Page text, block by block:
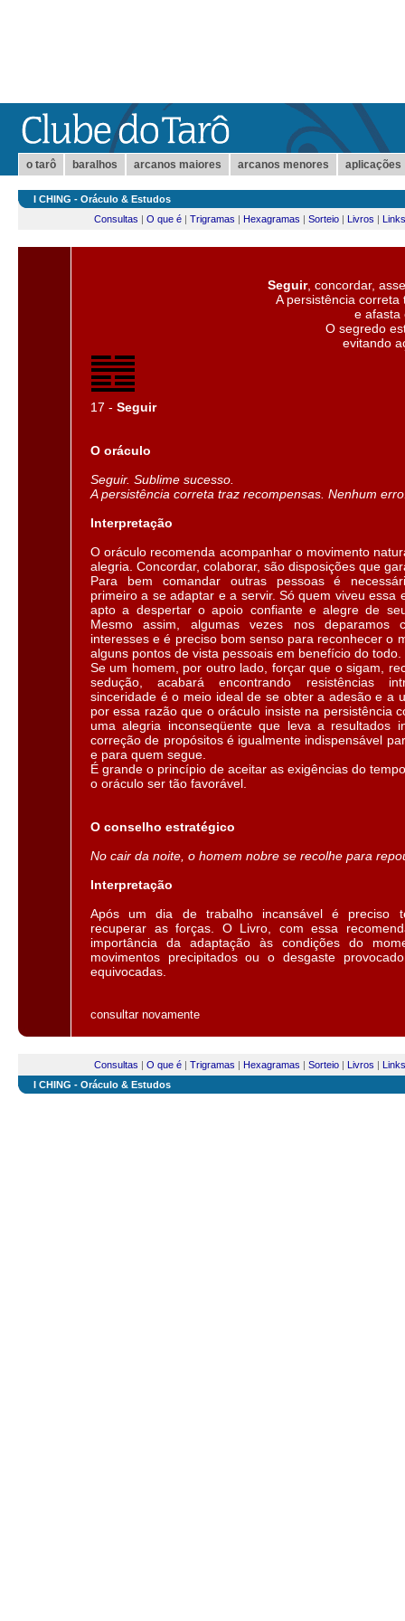
o tarô baralhos arcanos maiores arcanos menores aplicações
I CHING - Oráculo & Estudos
Consultas | O que é| Trigramas | Hexagramas | Sorteio| Livros |
Seguir, concordar,
A persistência correta
e afasta
O segredo
evitando
17 - Seguir
O oráculo
Seguir. Sublime sucesso.
A persistência correta traz recompensas. Nenhum
Interpretação
O oráculo recomenda acompanhar o movimento
alegria. Concordar, colaborar, são disposições que
Para bem comandar outras pessoas é
primeiro a se adaptar e a servir. Só quem viveu essa
apto a despertar o apoio confiante e alegre de
Mesmo assim, algumas vezes nos deparamos
interesses e é preciso bom senso para reconhecer o
alguns pontos de vista pessoais em benefício do todo.
Se um homem, por outro lado, forçar que o sigam,
sedução, acabará encontrando resistências
sinceridade é o meio ideal de se obter a adesão e a
por essa razão que o oráculo insiste na persistência
uma alegria inconseqüente que leva a resultados
correção de propósitos é igualmente indispensável
e para quem segue.
É grande o princípio de aceitar as exigências do
o oráculo ser tão favorável.
O conselho estratégico
No cair da noite, o homem nobre se recolhe para
Interpretação
Após um dia de trabalho incansável é preciso
recuperar as forças. O Livro, com essa
importância da adaptação às condições do
movimentos precipitados ou o desgaste
equivocadas.
consultar novamente
Consultas | O que é| Trigramas | Hexagramas | Sorteio| Livros |
I CHING - Oráculo & Estudos